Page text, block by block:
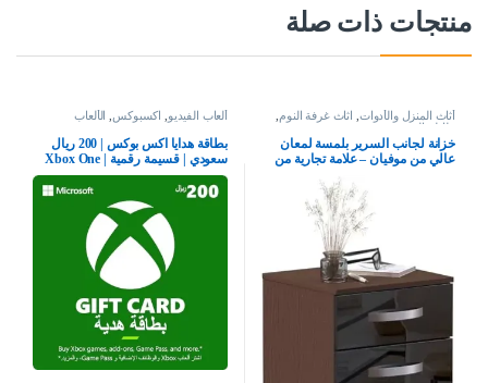
منتجات ذات صلة
أثاث المنزل والأدوات, اثاث غرفة النوم,
طاولة السرير
خزانة لجانب السرير بلمسة لمعان
عالي من موفيان – علامة تجارية من
ألعاب الفيديو, اكسبوكس, الألعاب
بطاقة هدايا اكس بوكس | 200 ريال
سعودي | قسيمة رقمية | Xbox One
سلسلة S | X وويندوز | (كود التحميل)
– حساب المملكة العربية السعودية